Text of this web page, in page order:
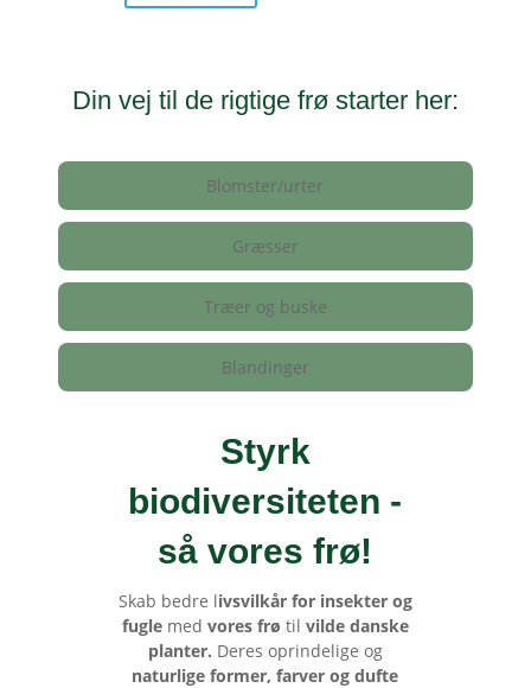
Din vej til de rigtige frø starter her:
Blomster/urter
Græsser
Træer og buske
Blandinger
Styrk
biodiversiteten -
så vores frø!
Skab bedre livsvilkår for insekter og
fuglemed vores frø til vilde danske
planter. Deres oprindelige og
naturlige former, farver og dufte